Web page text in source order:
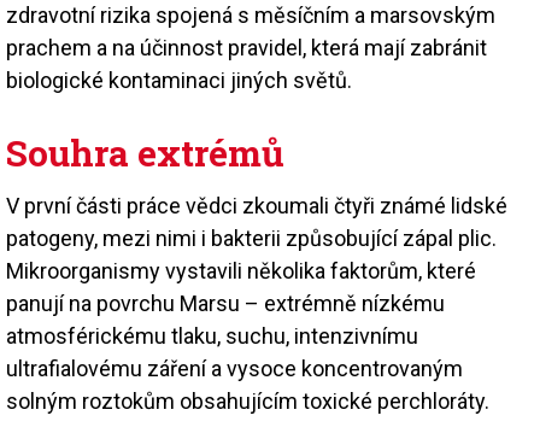
zdravotní rizika spojená s měsíčním a marsovským
prachem a na účinnost pravidel, která mají zabránit
biologické kontaminaci jiných světů.
Souhra extrémů
V první části práce vědci zkoumali čtyři známé lidské
patogeny, mezi nimi i bakterii způsobující zápal plic.
Mikroorganismy vystavili několika faktorům, které
panují na povrchu Marsu – extrémně nízkému
atmosférickému tlaku, suchu, intenzivnímu
ultrafialovému záření a vysoce koncentrovaným
solným roztokům obsahujícím toxické perchloráty.